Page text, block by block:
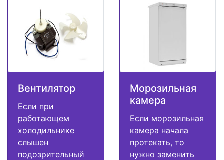
Вентилятор
Если при
работающем
холодильнике
слышен
подозрительный
Морозильная
камера
Если морозильная
камера начала
протекать, то
нужно заменить